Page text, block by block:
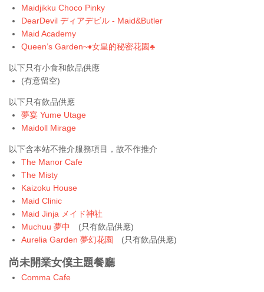
Maidjikku Choco Pinky
DearDevil ディアデビル - Maid&Butler
Maid Academy
Queen’s Garden~♦️女皇的秘密花園♣️
以下只有小食和飲品供應
(有意留空)
以下只有飲品供應
夢宴 Yume Utage
Maidoll Mirage
以下含本站不推介服務項目，故不作推介
The Manor Cafe
The Misty
Kaizoku House
Maid Clinic
Maid Jinja メイド神社
Muchuu 夢中
(只有飲品供應)
Aurelia Garden 夢幻花園
(只有飲品供應)
尚未開業女僕主題餐廳
Comma Cafe